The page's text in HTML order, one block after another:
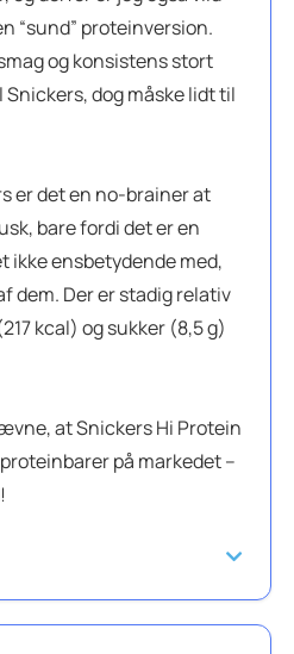
“sund” proteinversion.
og konsistens stort
dog måske lidt til
er det en no-brainer at
bare fordi det er en
ikke ensbetydende med,
dem. Der er stadig relativ
kcal) og sukker (8,5 g)
at Snickers Hi Protein
på markedet –